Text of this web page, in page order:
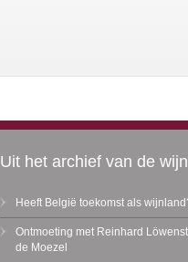
Uit het archief van de
Heeft België toekomst als
Ontmoeting met Reinhard
de Moezel